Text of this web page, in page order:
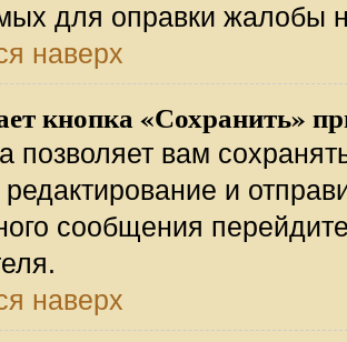
для оправки жалобы
наверх
кнопка «Сохранить»
позволяет вам
редактирование и
сообщения
наверх